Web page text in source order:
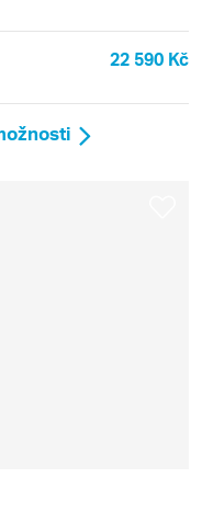
22 590 Kč